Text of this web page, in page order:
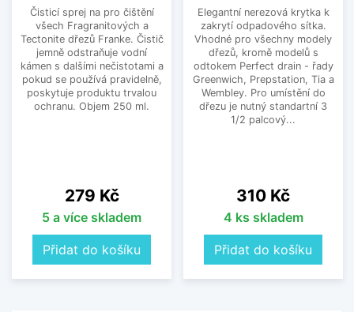
Čisticí sprej na pro čištění
všech Fragranitových a
Tectonite dřezů Franke. Čistič
jemně odstraňuje vodní
kámen s dalšími nečistotami a
pokud se používá pravidelně,
poskytuje produktu trvalou
ochranu. Objem 250 ml.
Cena
279 Kč
5 a více skladem
Přidat do košíku
Elegantní nerezová krytka k
zakrytí odpadového sítka.
Vhodné pro všechny modely
dřezů, kromě modelů s
odtokem Perfect drain - řady
Greenwich, Prepstation, Tia a
Wembley. Pro umístění do
dřezu je nutný standartní 3
1/2 palcový...
Cena
310 Kč
4 ks skladem
Přidat do košíku